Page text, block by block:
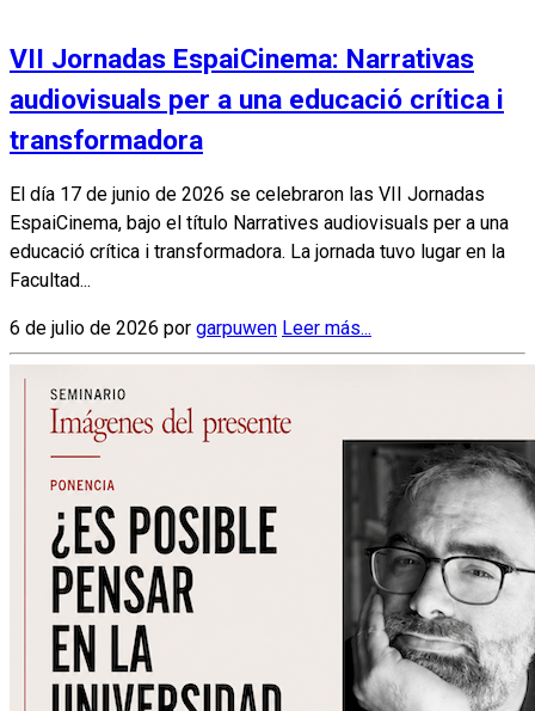
VII Jornadas EspaiCinema: Narrativas
audiovisuals per a una educació crítica i
transformadora
El día 17 de junio de 2026 se celebraron las VII Jornadas
EspaiCinema, bajo el título Narratives audiovisuals per a una
educació crítica i transformadora. La jornada tuvo lugar en la
Facultad...
6 de julio de 2026 por garpuwen Leer más...